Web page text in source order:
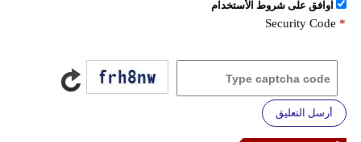
اُوافق على شروط الأستخدام
Security Code *
أرسل التعليق